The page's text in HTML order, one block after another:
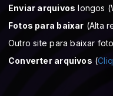
Enviar arquivos longos
Fotos para baixar (Alta
Outro site para baixar
Converter arquivos (